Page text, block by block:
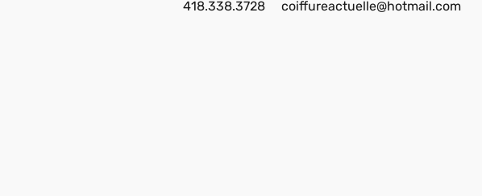
418.338.3728 coiffureactuelle@hotmail.com